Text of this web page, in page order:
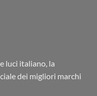
luci italiano, la
dei migliori marchi